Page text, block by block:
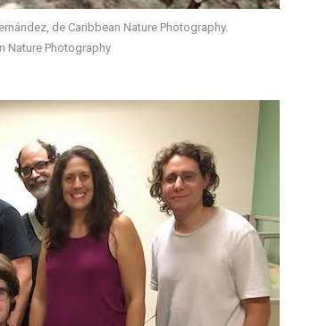
de Caribbean Nature Photography.
Nature Photography